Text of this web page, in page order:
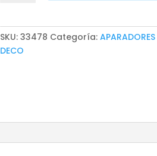
SKU:33478 Categoría:APARADORES
DECO